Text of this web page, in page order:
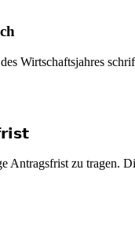
Wirtschaftsjahres
Antragsfrist zu tragen.